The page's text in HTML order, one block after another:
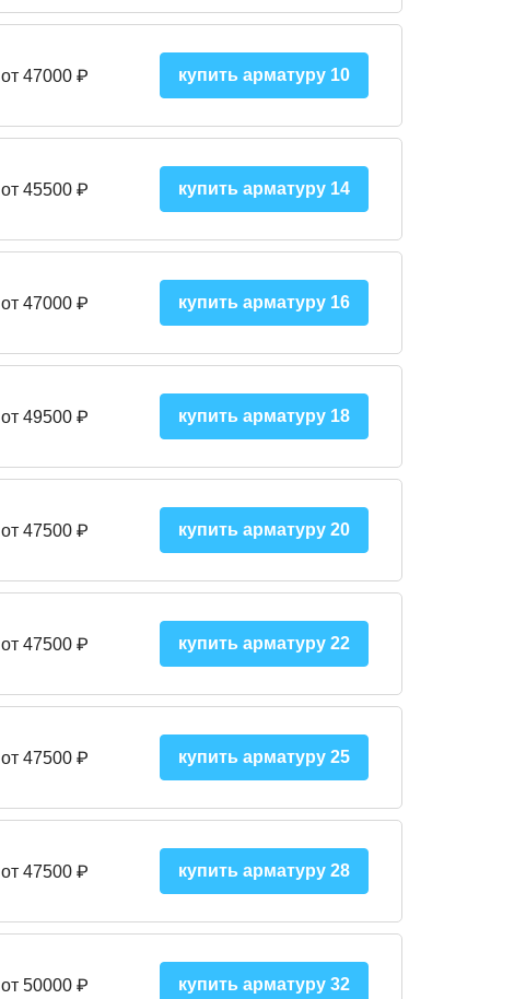
от 47000₽ купить арматуру 10
от 45500₽ купить арматуру 14
от 47000 ₽ купить арматуру 16
от 49500 ₽ купить арматуру 18
от 47500 ₽ купить арматуру 20
от 47500 ₽ купить арматуру 22
от 47500₽ купить арматуру 25
от 47500₽ купить арматуру 28
от 50000₽ купить арматуру 32